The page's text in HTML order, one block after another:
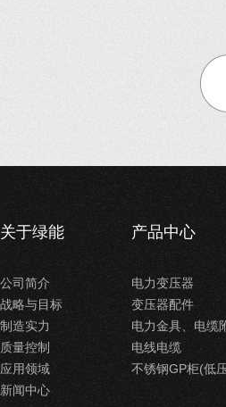
关于绿能
公司简介
战略与目标
制造实力
质量控制
应用领域
新闻中心
产品中心
电力变压器
变压器配件
电力金具、电缆
电线电缆
不锈钢GP柜(低